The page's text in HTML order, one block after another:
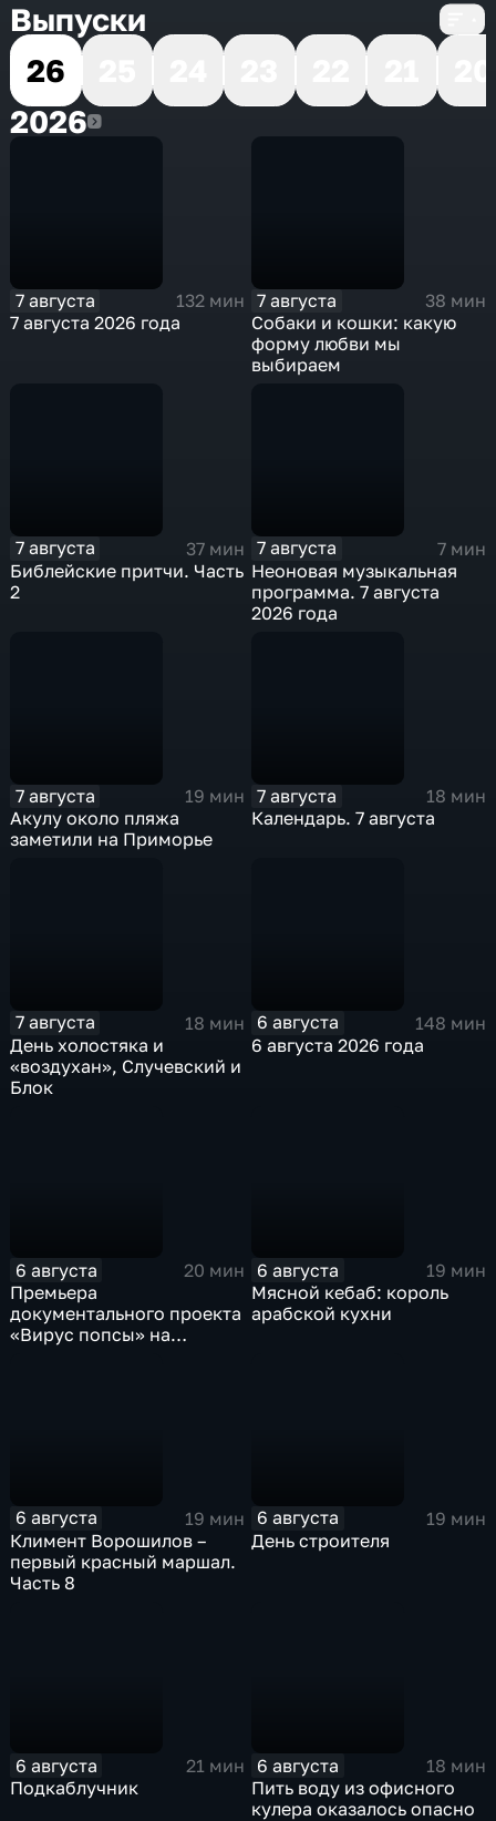
Выпуски
26
20262026
7 августа
132 мин
7 августа 2026 года
7 августа
38 мин
Собаки и кошки: какую
форму любви мы
выбираем
7 августа
37 мин
Библейские притчи. Часть
2
7 августа
7 мин
Неоновая музыкальная
программа. 7 августа
2026 года
7 августа
19 мин
Акулу около пляжа
заметили на Приморье
7 августа
18 мин
Календарь. 7 августа
7 августа
18 мин
День холостяка и
«воздухан», Случевский и
Блок
6 августа
148 мин
6 августа 2026 года
6 августа
20 мин
Премьера
документального проекта
«Вирус попсы» на
6 августа
19 мин
Мясной кебаб: король
арабской кухни
6 августа
19 мин
Климент Ворошилов –
первый красный маршал.
Часть 8
6 августа
19 мин
День строителя
6 августа
21 мин
Подкаблучник
6 августа
18 мин
Пить воду из офисного
кулера оказалось опасно